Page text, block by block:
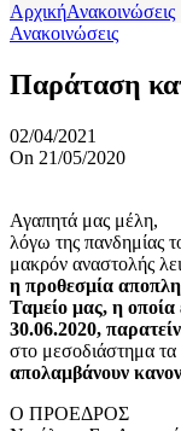
ΑρχικήΑνακοινώσεις
Ανακοινώσεις
Παράταση
02/04/2021
On 21/05/2020
Αγαπητά μας μέλη,
λόγω της πανδημίας
μακρόν αναστολής
η προθεσμία
Ταμείο μας, η οποία
30.06.2020,
στο μεσοδιάστημα
απολαμβάνουν
Ο ΠΡΟΕΔΡΟΣ